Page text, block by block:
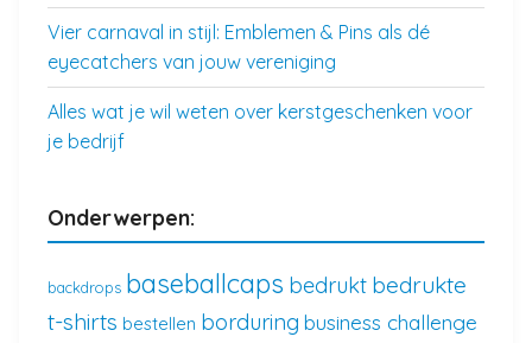
Vier carnaval in stijl: Emblemen & Pins als dé
eyecatchers van jouw vereniging
Alles wat je wil weten over kerstgeschenken voor
je bedrijf
Onderwerpen:
backdrops baseballcaps bedrukt bedrukte
t-shirts bestellen borduring business challenge